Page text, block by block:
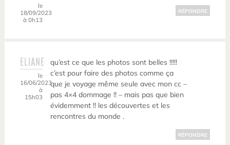
le
18/09/2023
à 0h13
RÉPONDRE
ELIANE
le
16/06/2023
à
15h03
qu’est ce que les photos sont belles !!!!!
c’est pour faire des photos comme ça
que je voyage même seule avec mon cc –
pas 4×4 dommage !! – mais pas que bien
évidemment !! les découvertes et les
rencontres du monde .
RÉPONDRE